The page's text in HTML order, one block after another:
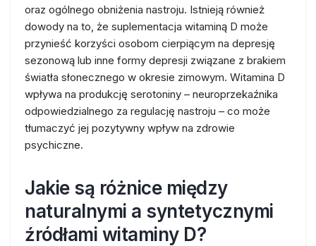
oraz ogólnego obniżenia nastroju. Istnieją również
dowody na to, że suplementacja witaminą D może
przynieść korzyści osobom cierpiącym na depresję
sezonową lub inne formy depresji związane z brakiem
światła słonecznego w okresie zimowym. Witamina D
wpływa na produkcję serotoniny – neuroprzekaźnika
odpowiedzialnego za regulację nastroju – co może
tłumaczyć jej pozytywny wpływ na zdrowie
psychiczne.
Jakie są różnice między
naturalnymi a syntetycznymi
źródłami witaminy D?